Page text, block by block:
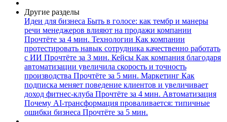
Другие разделы
Идеи для бизнеса Быть в голосе: как тембр и манеры
речи менеджеров влияют на продажи компании
Прочтёте за 4 мин. Технологии Как компании
протестировать навык сотрудника качественно работать
с ИИ Прочтёте за 3 мин. Кейсы Как компания благодаря
автоматизации увеличила скорость и точность
производства Прочтёте за 5 мин. Маркетинг Как
подписка меняет поведение клиентов и увеличивает
доход фитнес-клуба Прочтёте за 4 мин. Автоматизация
Почему AI-трансформация проваливается: типичные
ошибки бизнеса Прочтёте за 5 мин.